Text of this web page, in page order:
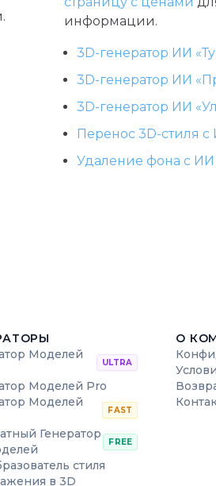
информации.
3D-генератор ИИ
3D-генератор ИИ
3D-генератор ИИ
Перенос 3D-стиля с
Удаление фона с ИИ
Моделей
ULTRA
Моделей Pro
Моделей
FAST
Генератор
FREE
стиля
в 3D
О